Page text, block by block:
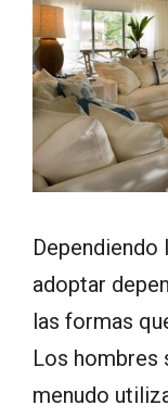
adoptar
las formas
Los hombres
menudo